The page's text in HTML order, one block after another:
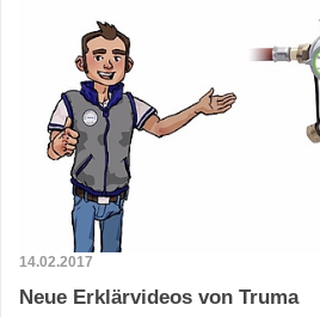
14.02.2017
Neue Erklärvideos von Truma